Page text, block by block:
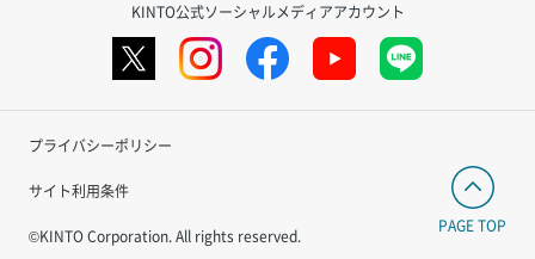
KINTO公式ソーシャルメディアアカウント
プライバシーポリシー
サイト利用条件
©KINTO Corporation. All rights reserved.
PAGE TOP